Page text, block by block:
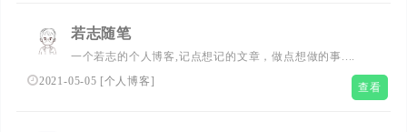
若志随笔
一个若志的个人博客,记点想记的文章，做点想做的事....
2021-05-05 [个人博客] 查看